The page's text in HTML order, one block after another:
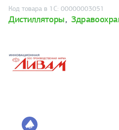
Код товара в 1С: 00000003051
Дистилляторы,